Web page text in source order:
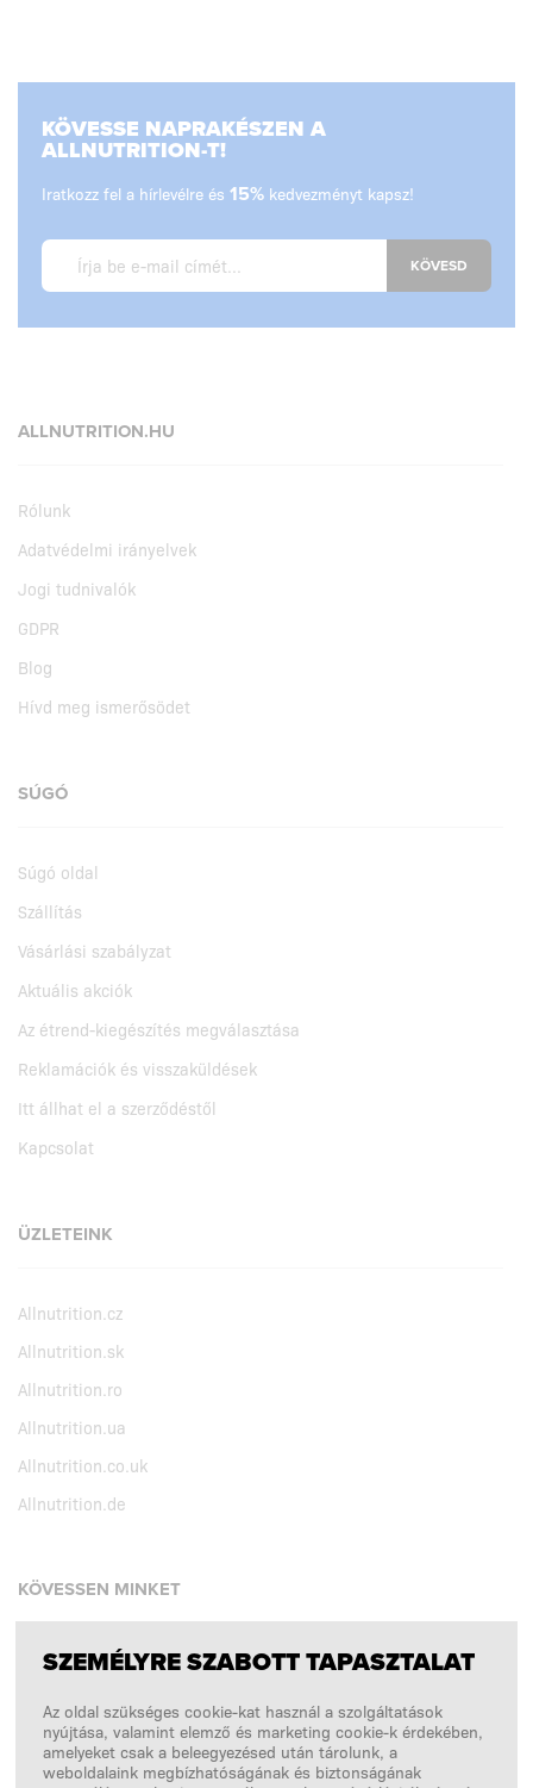
KÖVESSE NAPRAKÉSZEN A
ALLNUTRITION-T!
Iratkozz fel a hírlevélre és 15% kedvezményt kapsz!
KÖVESD
ALLNUTRITION.HU
Rólunk
Adatvédelmi irányelvek
Jogi tudnivalók
GDPR
Blog
Hívd meg ismerősödet
SÚGÓ
Súgó oldal
Szállítás
Vásárlási szabályzat
Aktuális akciók
Az étrend-kiegészítés megválasztása
Reklamációk és visszaküldések
Itt állhat el a szerződéstől
Kapcsolat
ÜZLETEINK
Allnutrition.cz
Allnutrition.sk
Allnutrition.ro
Allnutrition.ua
Allnutrition.co.uk
Allnutrition.de
KÖVESSEN MINKET
Facebook
Instagram
Copyright © 2026SFD S. A.
SZEMÉLYRE SZABOTT TAPASZTALAT
Az oldal szükséges cookie-kat használ a szolgáltatások
nyújtása, valamint elemző és marketing cookie-k érdekében,
amelyeket csak a beleegyezésed után tárolunk, a
weboldalaink megbízhatóságának és biztonságának